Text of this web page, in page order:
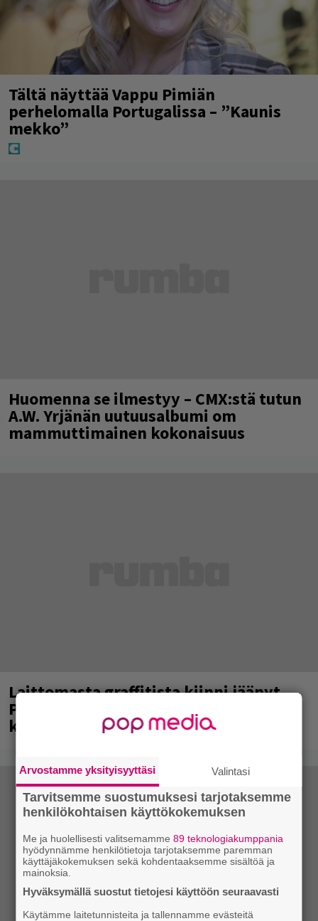
Tältä näyttää Vappu Pimiän
perhelomalla Portugalissa – ”Kaunis
mekko”
Huomenna se ilmestyy – CMX:stä tutun
A.W. Yrjänän uutuusalbumi om
mammuttimainen kokonaisuus
Laittomasta graffitista kiinni jäänyt
Paavo Arhinmäki jälleen spraypullo
kädessä – näitä puolueita ei kiinnosta
Arvostamme yksityisyyttäsi Valintasi
Tarvitsemme suostumuksesi tarjotaksemme
henkilökohtaisen käyttökokemuksen
Me ja huolellisesti valitsemamme89 teknologiakumppania
hyödynnämme henkilötietoja tarjotaksemme paremman
käyttäjäkokemuksen sekä kohdentaaksemme sisältöä ja
mainoksia.
Hyväksymällä suostut tietojesi käyttöön seuraavasti
Käytämme laitetunnisteita ja tallennamme evästeitä